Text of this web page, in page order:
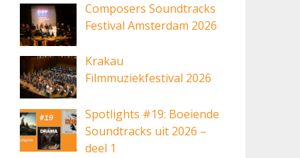
Composers Soundtracks
Festival Amsterdam 2026
Krakau
Filmmuziekfestival 2026
Spotlights #19: Boeiende
Soundtracks uit 2026 –
deel 1